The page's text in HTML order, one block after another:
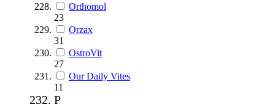
Orthomol
23
Orzax
31
OstroVit
27
Our Daily Vites
11
P